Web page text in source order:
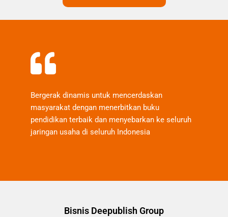
Bergerak dinamis untuk mencerdaskan
masyarakat dengan menerbitkan buku
pendidikan terbaik dan menyebarkan ke seluruh
jaringan usaha di seluruh Indonesia
Bisnis Deepublish Group